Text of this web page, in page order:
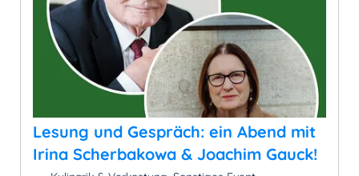
Lesung und Gespräch: ein Abend mit
Irina Scherbakowa & Joachim Gauck!